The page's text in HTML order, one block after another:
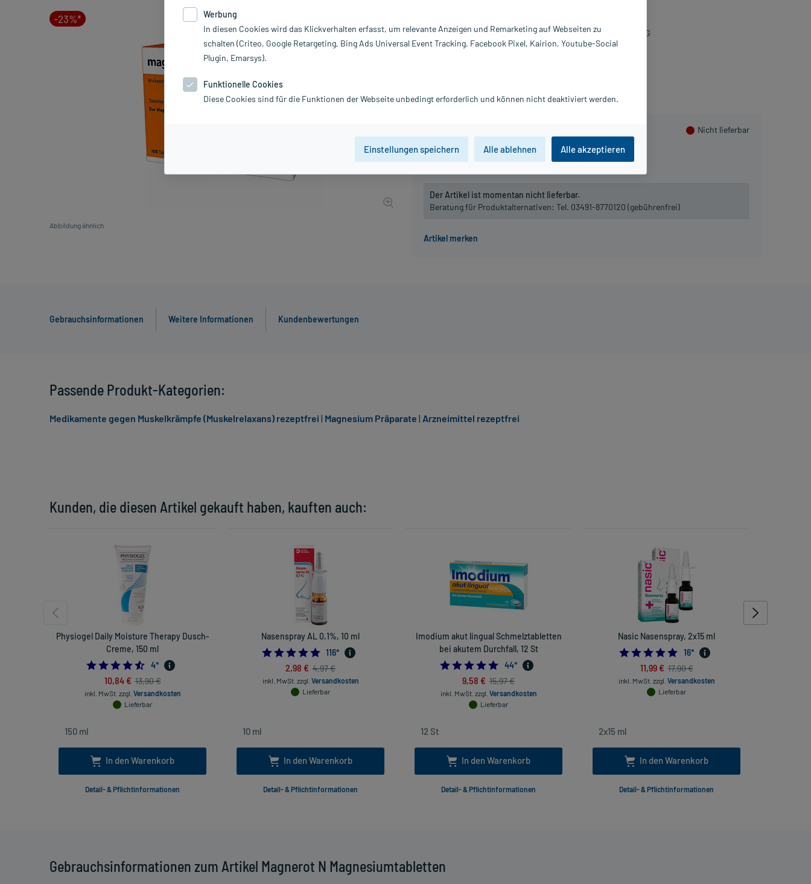
-23%*
Abbildung ähnlich
inkl. MwSt. zzgl.Versandkosten
Nicht lieferbar
50 St 100 St 200 St
Der Artikel ist momentan nicht lieferbar.
Beratung für Produktalternativen: Tel. 03491-8770120 (gebührenfrei)
Hersteller:
Wörwag Pharma GmbH & Co. KG
Information:
Beipackzettel als PDF
Gebrauchsinformationen Weitere Informationen Kundenbewertungen
Gebrauchsinformationen zum Artikel Magnerot N Magnesiumtabletten
Kunden, die diesen Artikel gekauft haben, kauften auch:
Physiogel Daily Moisture Therapy Dusch-
Creme, 150 ml
4.5
4*
10,84 € 13,90 €
inkl. MwSt. zzgl. Versandkosten
Lieferbar
In den Warenkorb
Detail- & Pflichtinformationen
Nasenspray AL 0,1%, 10 ml
4.879310344827586
116*
2,98 € 4,97 €
inkl. MwSt. zzgl. Versandkosten
Lieferbar
In den Warenkorb
Detail- & Pflichtinformationen
Imodium akut lingual Schmelztabletten
bei akutem Durchfall, 12 St
4.7272727272727275
44*
9,58 € 15,97 €
inkl. MwSt. zzgl. Versandkosten
Lieferbar
In den Warenkorb
Detail- & Pflichtinformationen
Nasic Nasenspray, 2x15 ml
4.875
16*
11,99 € 17,90 €
inkl. MwSt. zzgl. Versandkosten
Lieferbar
In den Warenkorb
Detail- & Pflichtinformationen
Passende Produkt-Kategorien:
Medikamente gegen Muskelkrämpfe (Muskelrelaxans) rezeptfrei | Magnesium Präparate | Arzneimittel rezeptfrei
Werbung
In diesen Cookies wird das Klickverhalten erfasst, um relevante Anzeigen und Remarketing auf Webseiten zu
schalten (Criteo, Google Retargeting, Bing Ads Universal Event Tracking, Facebook Pixel, Kairion, Youtube-Social
Plugin, Emarsys).
Funktionelle Cookies
Diese Cookies sind für die Funktionen der Webseite unbedingt erforderlich und können nicht deaktiviert werden.
Einstellungen speichern Alle ablehnen Alle akzeptieren